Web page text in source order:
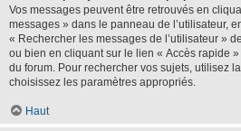
Vos messages peuvent être retrouvés en
messages » dans le panneau de l’utilisateur,
« Rechercher les messages de l’utilisateur »
ou bien en cliquant sur le lien « Accès rapide
du forum. Pour rechercher vos sujets, utilisez
choisissez les paramètres appropriés.
Haut